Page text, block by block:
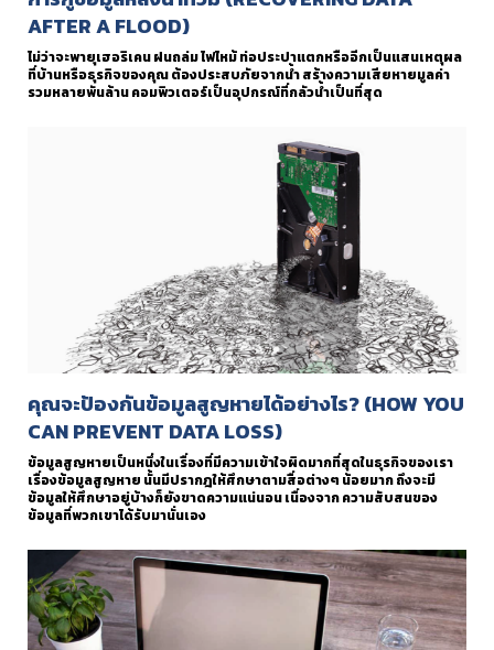
AFTER A FLOOD)
ไม่ว่าจะพายุเฮอริเคน ฝนถล่ม ไฟไหม้ ท่อประปาแตกหรืออีกเป็นแสนเหตุผล
ที่บ้านหรือธุรกิจของคุณ ต้องประสบภัยจากน้ำ สร้างความเสียหายมูลค่า
รวมหลายพันล้าน คอมพิวเตอร์เป็นอุปกรณ์ที่กลัวน้ำเป็นที่สุด
คุณจะป้องกันข้อมูลสูญหายได้อย่างไร? (HOW YOU
CAN PREVENT DATA LOSS)
ข้อมูลสูญหายเป็นหนึ่งในเรื่องที่มีความเข้าใจผิดมากที่สุดในธุรกิจของเรา
เรื่องข้อมูลสูญหาย นั้นมีปรากฎให้ศึกษาตามสื่อต่างๆ น้อยมาก ถึงจะมี
ข้อมูลให้ศึกษาอยู่บ้างก็ยังขาดความแน่นอน เนื่องจาก ความสับสนของ
ข้อมูลที่พวกเขาได้รับมานั่นเอง